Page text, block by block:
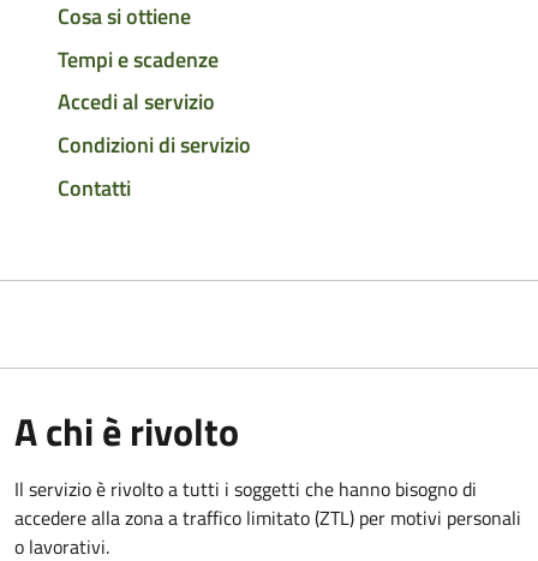
Cosa si ottiene
Tempi e scadenze
Accedi al servizio
Condizioni di servizio
Contatti
A chi è rivolto
Il servizio è rivolto a tutti i soggetti che hanno bisogno di
accedere alla zona a traffico limitato (ZTL) per motivi personali
o lavorativi.